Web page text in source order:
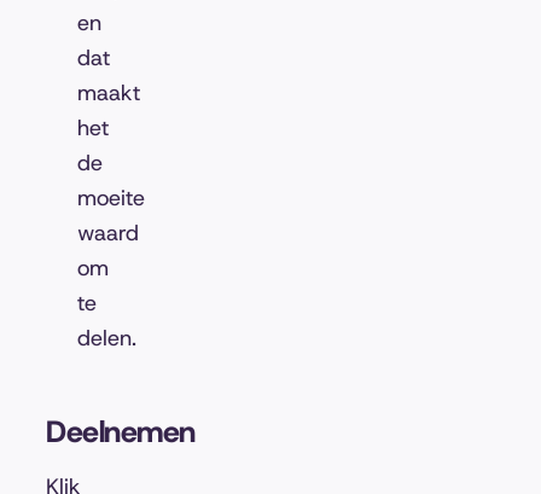
en
dat
maakt
het
de
moeite
waard
om
te
delen.
Deelnemen
Klik